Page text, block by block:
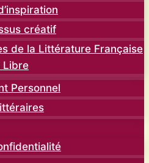
créatif
de la Littérature Française
Libre
Personnel